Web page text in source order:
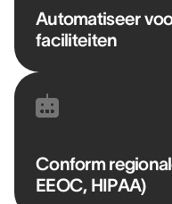
Automatiseer
faciliteiten
Conform
EEOC, HIPAA)